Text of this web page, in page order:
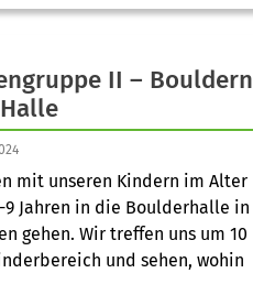
II – Bouldern
mit unseren Kindern im Alter
9 Jahren in die Boulderhalle in
gehen. Wir treffen uns um 10
und sehen, wohin